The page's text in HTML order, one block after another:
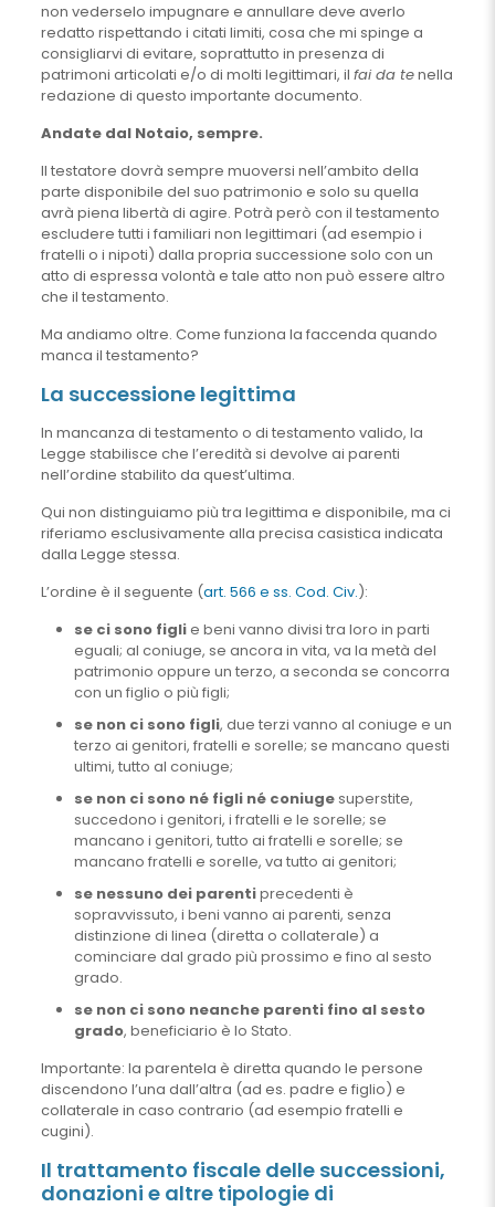
non vederselo impugnare e annullare deve averlo
redatto rispettando i citati limiti, cosa che mi spinge a
consigliarvi di evitare, soprattutto in presenza di
patrimoni articolati e/o di molti legittimari, il fai da tenella
redazione di questo importante documento.
Andate dal Notaio, sempre.
Il testatore dovrà sempre muoversi nell’ambito della
parte disponibile del suo patrimonio e solo su quella
avrà piena libertà di agire. Potrà però con il testamento
escludere tutti i familiari non legittimari (ad esempio i
fratelli o i nipoti) dalla propria successione solo con un
atto di espressa volontà e tale atto non può essere altro
che il testamento.
Ma andiamo oltre. Come funziona la faccenda quando
manca il testamento?
La successione legittima
In mancanza di testamento o di testamento valido, la
Legge stabilisce che l’eredità si devolve ai parenti
nell’ordine stabilito da quest’ultima.
Qui non distinguiamo più tra legittima e disponibile, ma ci
riferiamo esclusivamente alla precisa casistica indicata
dalla Legge stessa.
L’ordine è il seguente (art. 566 e ss. Cod. Civ.):
se ci sono figlie beni vanno divisi tra loro in parti
eguali; al coniuge, se ancora in vita, va la metà del
patrimonio oppure un terzo, a seconda se concorra
con un figlio o più figli;
se non ci sono figli, due terzi vanno al coniuge e un
terzo ai genitori, fratelli e sorelle; se mancano questi
ultimi, tutto al coniuge;
se non ci sono né figli né coniugesuperstite,
succedono i genitori, i fratelli e le sorelle; se
mancano i genitori, tutto ai fratelli e sorelle; se
mancano fratelli e sorelle, va tutto ai genitori;
se nessuno dei parentiprecedenti è
sopravvissuto, i beni vanno ai parenti, senza
distinzione di linea (diretta o collaterale) a
cominciare dal grado più prossimo e fino al sesto
grado.
se non ci sono neanche parenti fino al sesto
grado, beneficiario è lo Stato.
Importante: la parentela è diretta quando le persone
discendono l’una dall’altra (ad es. padre e figlio) e
collaterale in caso contrario (ad esempio fratelli e
cugini).
Il trattamento fiscale delle successioni,
donazioni e altre tipologie di